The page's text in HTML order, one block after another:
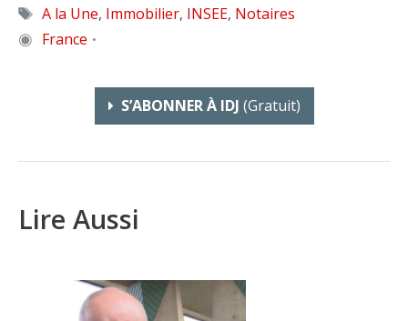
Étiquettes
A la Une, Immobilier, INSEE, Notaires
◉ France •
S’ABONNER À IDJ (gratuit)
Lire Aussi